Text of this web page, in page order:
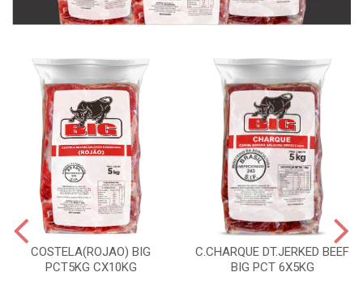
COSTELA(ROJAO) BIG
PCT5KG CX10KG
C.CHARQUE DT.JERKED BEEF
BIG PCT 6X5KG